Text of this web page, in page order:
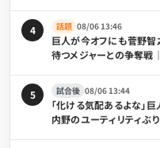
4 話題 08/06 13:46
巨人が今オフにも菅野
待つメジャーとの争奪戦
5 試合後 08/06 13:44
「化ける気配あるよな
内野のユーティリティぶ